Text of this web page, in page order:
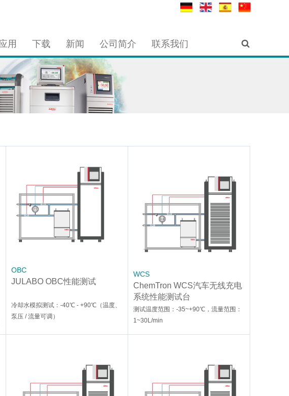
用 下载 新闻 公司简介 联系我们
OBC
JULABO OBC性能测试
冷却水模拟测试：-40℃ - +90℃（温度、
泵压 / 流量可调）
WCS
ChemTron WCS汽车无线充电
系统性能测试台
测试温度范围：-35~+90℃，流量范围：
1~30L/min